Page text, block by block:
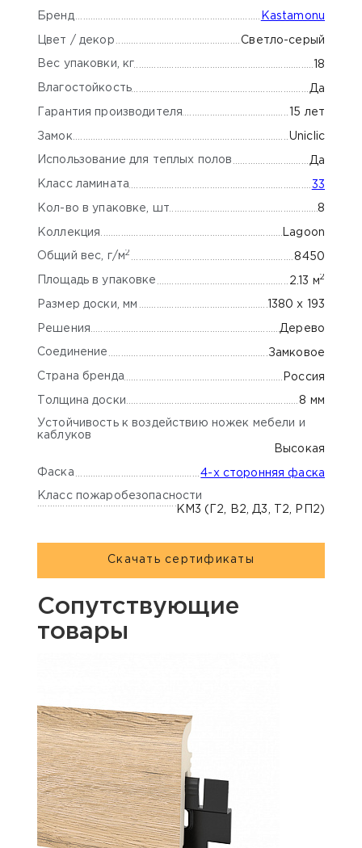
Бренд Kastamonu
Цвет / декор Светло-серый
Вес упаковки, кг 18
Влагостойкость Да
Гарантия производителя 15 лет
Замок Uniclic
Использование для теплых полов Да
Класс ламината 33
Кол-во в упаковке, шт 8
Коллекция Lagoon
Общий вес, г/м 2 8450
Площадь в упаковке 2.13 м2
Размер доски, мм 1380 х 193
Решения Дерево
Соединение Замковое
Страна бренда Россия
Толщина доски 8 мм
Устойчивость к воздействию ножек мебели и
каблуков
Высокая
Фаска 4-х сторонняя фаска
Класс пожаробезопасности
КМ3 (Г2, В2, Д3, Т2, РП2)
Скачать сертификаты
Сопутствующие
товары